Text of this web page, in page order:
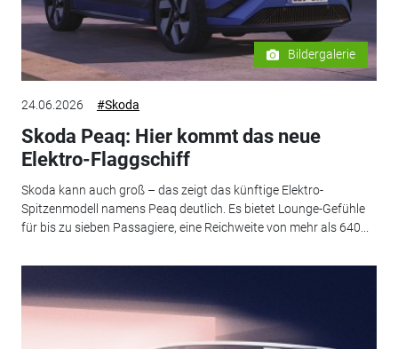
Bildergalerie
24.06.2026 #Skoda
Skoda Peaq: Hier kommt das neue
Elektro-Flaggschiff
Skoda kann auch groß – das zeigt das künftige Elektro-
Spitzenmodell namens Peaq deutlich. Es bietet Lounge-Gefühle
für bis zu sieben Passagiere, eine Reichweite von mehr als 640...